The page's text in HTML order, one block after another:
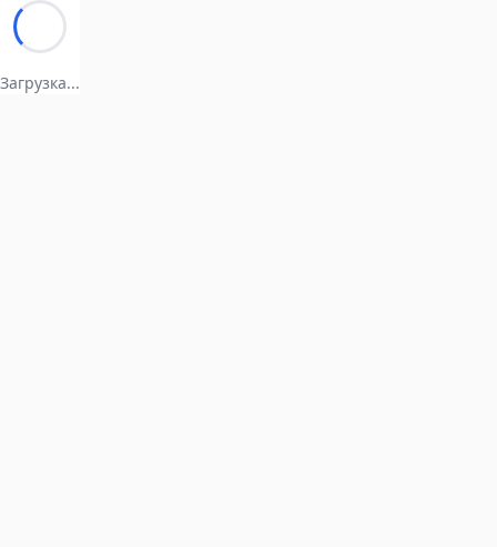
Загрузка...